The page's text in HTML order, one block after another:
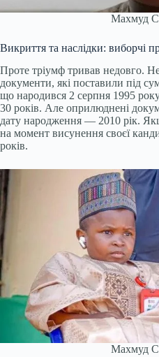
Махмуд
Викриття та наслідки: виборчі
Проте тріумф тривав недовго.
документи, які поставили під
що народився 2 серпня 1995
30 років. Але оприлюднені
дату народження — 2010 рік.
на момент висунення своєї
років.
Махмуд